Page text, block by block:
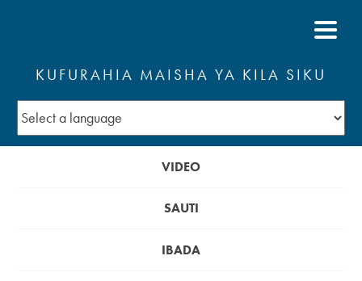
KUFURAHIA MAISHA YA KILA SIKU
VIDEO
SAUTI
IBADA